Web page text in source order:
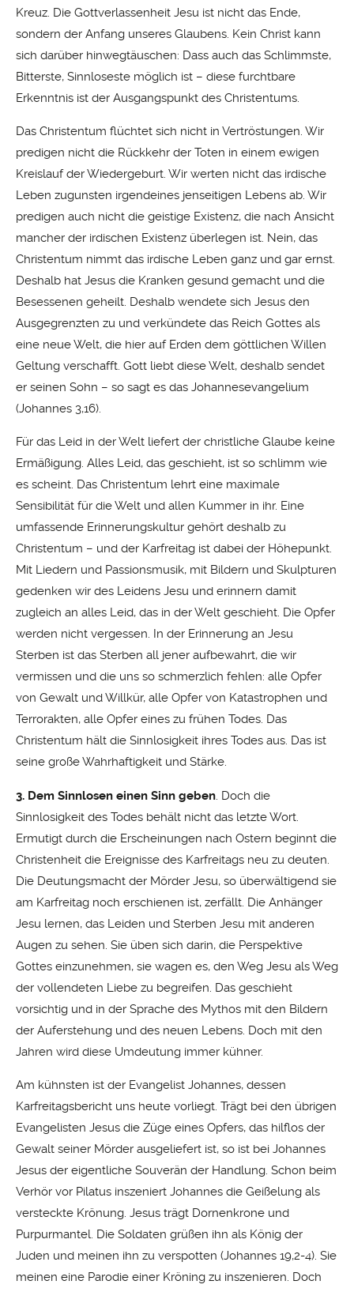
Kreuz. Die Gottverlassenheit Jesu ist nicht das Ende,
sondern der Anfang unseres Glaubens. Kein Christ kann
sich darüber hinwegtäuschen: Dass auch das Schlimmste,
Bitterste, Sinnloseste möglich ist – diese furchtbare
Erkenntnis ist der Ausgangspunkt des Christentums.
Das Christentum flüchtet sich nicht in Vertröstungen. Wir
predigen nicht die Rückkehr der Toten in einem ewigen
Kreislauf der Wiedergeburt. Wir werten nicht das irdische
Leben zugunsten irgendeines jenseitigen Lebens ab. Wir
predigen auch nicht die geistige Existenz, die nach Ansicht
mancher der irdischen Existenz überlegen ist. Nein, das
Christentum nimmt das irdische Leben ganz und gar ernst.
Deshalb hat Jesus die Kranken gesund gemacht und die
Besessenen geheilt. Deshalb wendete sich Jesus den
Ausgegrenzten zu und verkündete das Reich Gottes als
eine neue Welt, die hier auf Erden dem göttlichen Willen
Geltung verschafft. Gott liebt diese Welt, deshalb sendet
er seinen Sohn – so sagt es das Johannesevangelium
(Johannes 3,16).
Für das Leid in der Welt liefert der christliche Glaube keine
Ermäßigung. Alles Leid, das geschieht, ist so schlimm wie
es scheint. Das Christentum lehrt eine maximale
Sensibilität für die Welt und allen Kummer in ihr. Eine
umfassende Erinnerungskultur gehört deshalb zu
Christentum – und der Karfreitag ist dabei der Höhepunkt.
Mit Liedern und Passionsmusik, mit Bildern und Skulpturen
gedenken wir des Leidens Jesu und erinnern damit
zugleich an alles Leid, das in der Welt geschieht. Die Opfer
werden nicht vergessen. In der Erinnerung an Jesu
Sterben ist das Sterben all jener aufbewahrt, die wir
vermissen und die uns so schmerzlich fehlen: alle Opfer
von Gewalt und Willkür, alle Opfer von Katastrophen und
Terrorakten, alle Opfer eines zu frühen Todes. Das
Christentum hält die Sinnlosigkeit ihres Todes aus. Das ist
seine große Wahrhaftigkeit und Stärke.
3. Dem Sinnlosen einen Sinn geben. Doch die
Sinnlosigkeit des Todes behält nicht das letzte Wort.
Ermutigt durch die Erscheinungen nach Ostern beginnt die
Christenheit die Ereignisse des Karfreitags neu zu deuten.
Die Deutungsmacht der Mörder Jesu, so überwältigend sie
am Karfreitag noch erschienen ist, zerfällt. Die Anhänger
Jesu lernen, das Leiden und Sterben Jesu mit anderen
Augen zu sehen. Sie üben sich darin, die Perspektive
Gottes einzunehmen, sie wagen es, den Weg Jesu als Weg
der vollendeten Liebe zu begreifen. Das geschieht
vorsichtig und in der Sprache des Mythos mit den Bildern
der Auferstehung und des neuen Lebens. Doch mit den
Jahren wird diese Umdeutung immer kühner.
Am kühnsten ist der Evangelist Johannes, dessen
Karfreitagsbericht uns heute vorliegt. Trägt bei den übrigen
Evangelisten Jesus die Züge eines Opfers, das hilflos der
Gewalt seiner Mörder ausgeliefert ist, so ist bei Johannes
Jesus der eigentliche Souverän der Handlung. Schon beim
Verhör vor Pilatus inszeniert Johannes die Geißelung als
versteckte Krönung. Jesus trägt Dornenkrone und
Purpurmantel. Die Soldaten grüßen ihn als König der
Juden und meinen ihn zu verspotten (Johannes 19,2-4). Sie
meinen eine Parodie einer Kröning zu inszenieren. Doch